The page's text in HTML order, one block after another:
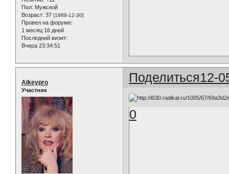
Пол: Мужской
Возраст: 37 [1988-12-30]
Провел на форуме:
1 месяц 16 дней
Последний визит:
Вчера 23:34:51
Поделиться12-
Alkeypro
Участник
0